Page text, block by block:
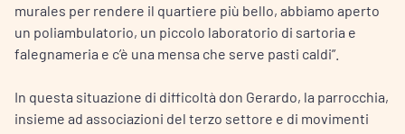
murales per rendere il quartiere più bello, abbiamo aperto
un poliambulatorio, un piccolo laboratorio di sartoria e
falegnameria e c’è una mensa che serve pasti caldi”.
In questa situazione di difficoltà don Gerardo, la parrocchia,
insieme ad associazioni del terzo settore e di movimenti